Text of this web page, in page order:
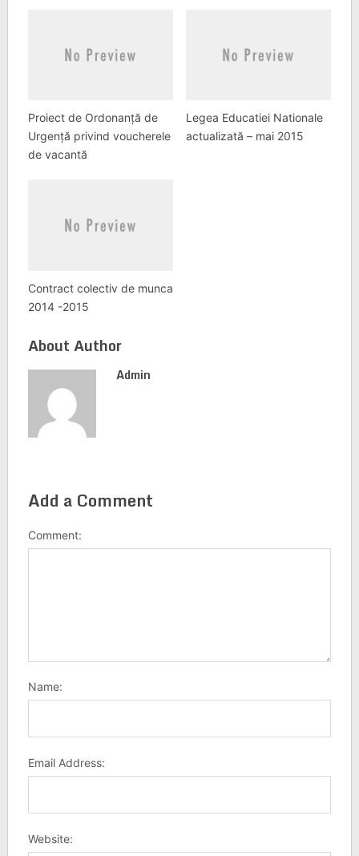
Proiect de Ordonanță de
Urgență privind voucherele
de vacantă
Legea Educatiei Nationale
actualizată – mai 2015
Contract colectiv de munca
2014 -2015
About Author
Admin
Add a Comment
Comment:
Name:
Email Address:
Website: